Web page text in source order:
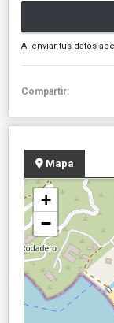
Al enviar tus datos
Compartir:
Mapa
+
−